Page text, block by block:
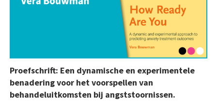
Proefschrift: Een dynamische en experimentele
benadering voor het voorspellen van
behandeluitkomsten bij angststoornissen.